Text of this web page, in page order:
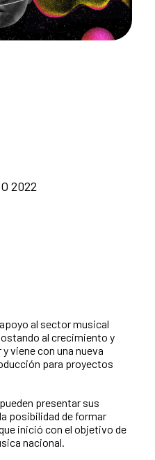
al sector musical
al crecimiento y
viene con una nueva
para proyectos
presentar sus
posibilidad de formar
inició con el objetivo de
nacional.
2022